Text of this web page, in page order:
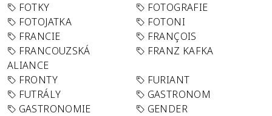
FOTKY
FOTOGRAFIE
FOTOJATKA
FOTONI
FRANCIE
FRANÇOIS
FRANCOUZSKÁ
ALIANCE
FRANZ KAFKA
FRONTY
FURIANT
FUTRÁLY
GASTRONOM
GASTRONOMIE
GENDER